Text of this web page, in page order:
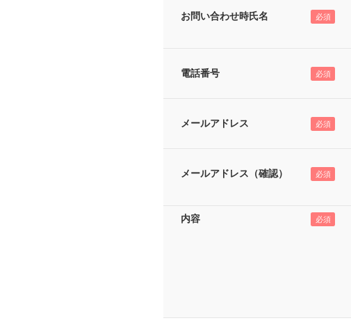
お問い合わせ時氏名
電話番号
メールアドレス
メールアドレス（確認）
内容